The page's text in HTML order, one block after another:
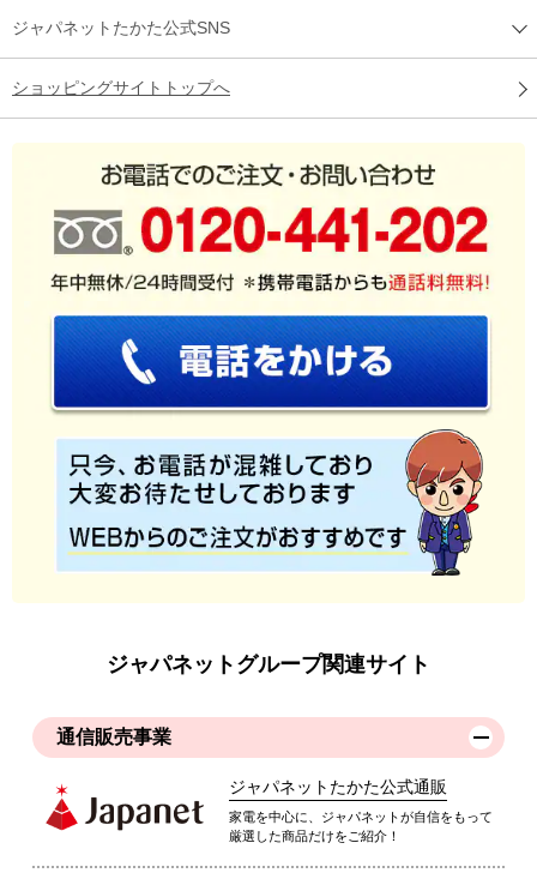
ジャパネットたかた公式SNS
ショッピングサイトトップへ
ジャパネットグループ関連サイト
通信販売事業
ジャパネットたかた公式通販
家電を中心に、ジャパネットが自信をもって
厳選した商品だけをご紹介！